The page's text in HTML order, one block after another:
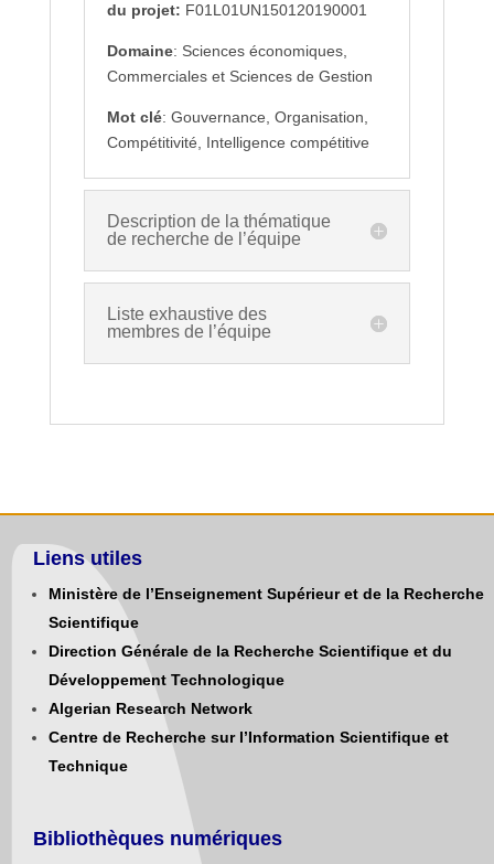
du projet: F01L01UN150120190001
Domaine: Sciences économiques,
Commerciales et Sciences de Gestion
Mot clé: Gouvernance, Organisation,
Compétitivité, Intelligence compétitive
Description de la thématique
de recherche de l’équipe
Liste exhaustive des
membres de l’équipe
Liens utiles
Ministère de l’Enseignement Supérieur et de la Recherche
Scientifique
Direction Générale de la Recherche Scientifique et du
Développement Technologique
Algerian Research Network
Centre de Recherche sur l’Information Scientifique et
Technique
Bibliothèques numériques